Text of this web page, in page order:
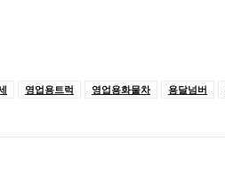
영업용트럭 영업용화물차 용달넘버